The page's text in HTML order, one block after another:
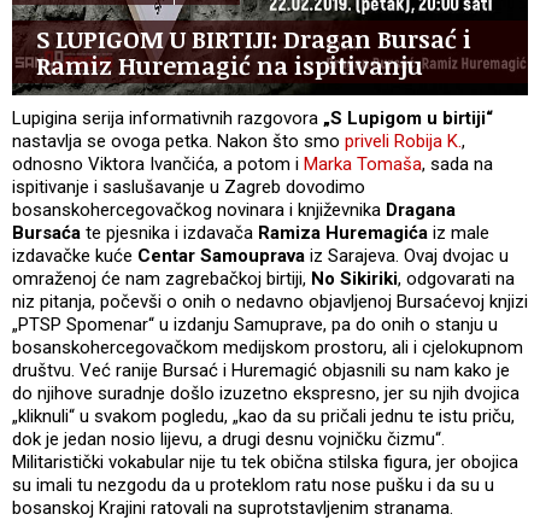
S LUPIGOM U BIRTIJI: Dragan Bursać i
Ramiz Huremagić na ispitivanju
Lupigina serija informativnih razgovora „S Lupigom u birtiji“
nastavlja se ovoga petka. Nakon što smo priveli Robija K.,
odnosno Viktora Ivančića, a potom i Marka Tomaša, sada na
ispitivanje i saslušavanje u Zagreb dovodimo
bosanskohercegovačkog novinara i književnika Dragana
Bursaća te pjesnika i izdavača Ramiza Huremagića iz male
izdavačke kuće Centar Samouprava iz Sarajeva. Ovaj dvojac u
omraženoj će nam zagrebačkoj birtiji, No Sikiriki, odgovarati na
niz pitanja, počevši o onih o nedavno objavljenoj Bursaćevoj knjizi
„PTSP Spomenar“ u izdanju Samuprave, pa do onih o stanju u
bosanskohercegovačkom medijskom prostoru, ali i cjelokupnom
društvu. Već ranije Bursać i Huremagić objasnili su nam kako je
do njihove suradnje došlo izuzetno ekspresno, jer su njih dvojica
„kliknuli“ u svakom pogledu, „kao da su pričali jednu te istu priču,
dok je jedan nosio lijevu, a drugi desnu vojničku čizmu“.
Militaristički vokabular nije tu tek obična stilska figura, jer obojica
su imali tu nezgodu da u proteklom ratu nose pušku i da su u
bosanskoj Krajini ratovali na suprotstavljenim stranama.